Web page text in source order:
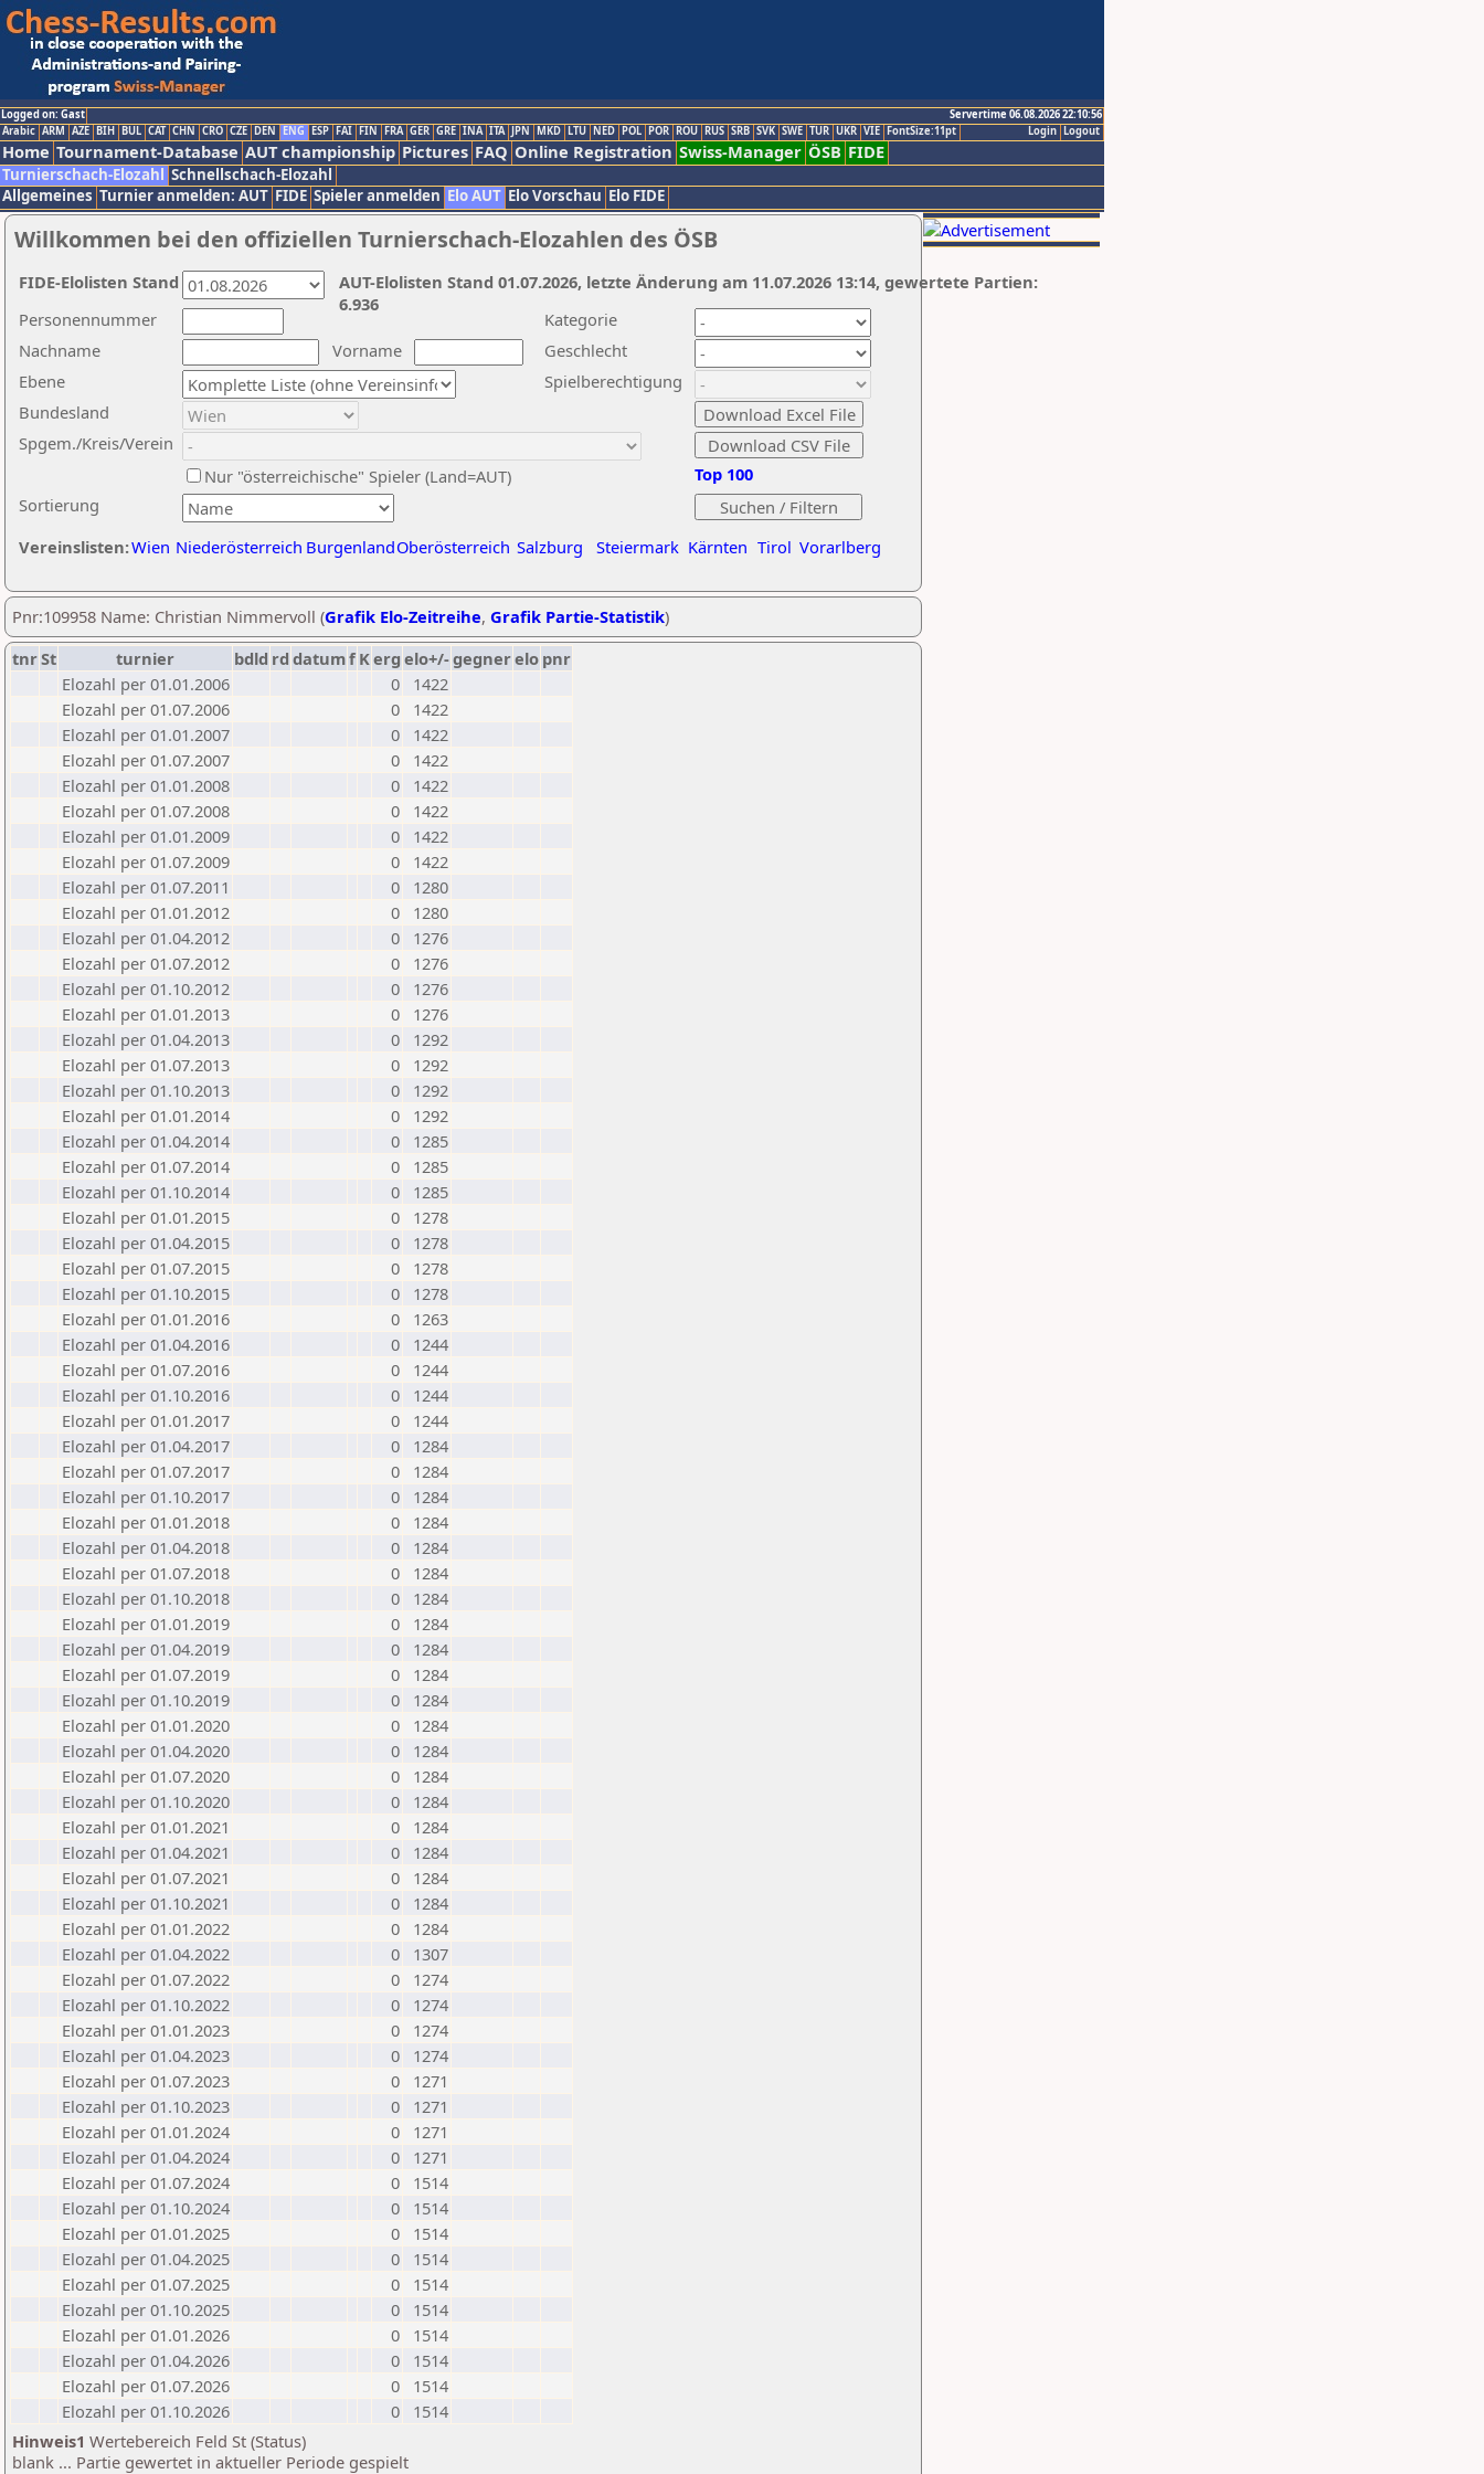
Logged on: Gast
Servertime 06.08.2026 22:10:56
Logout
Login
Arabic ARM AZE BIH BUL CAT CHN CRO CZE DEN ENG ESP FAI FIN FRA GER GRE INA ITA JPN MKD LTU NED POL POR ROU RUS SRB SVK SWE TUR UKR VIE FontSize:11pt
Home Tournament-Database AUT championship Pictures FAQ Online Registration Swiss-Manager ÖSB FIDE
Turnierschach-Elozahl Schnellschach-Elozahl
Allgemeines Turnier anmelden: AUT FIDE Spieler anmelden Elo AUT Elo Vorschau Elo FIDE
Willkommen bei den offiziellen Turnierschach-Elozahlen des ÖSB
Nachname
Vorname
Ebene
Kategorie
Sortierung
Personennummer
Bundesland
Spgem./Kreis/Verein
Geschlecht
Nur "österreichische" Spieler (Land=AUT)
Spielberechtigung
Vereinslisten:Wien Niederösterreich BurgenlandOberösterreich Salzburg Steiermark Kärnten Tirol Vorarlberg
Top 100
AUT-Elolisten Stand 01.07.2026, letzte Änderung am 11.07.2026 13:14, gewertete Partien:
6.936
FIDE-Elolisten Stand
Pnr:109958 Name: Christian Nimmervoll (Grafik Elo-Zeitreihe, Grafik Partie-Statistik)
tnrSt turnier bdld rd datumf Kerg elo+/-gegnerelo pnr
Elozahl per 01.01.2006
0
1422
Elozahl per 01.07.2006
0
1422
Elozahl per 01.01.2007
0
1422
Elozahl per 01.07.2007
0
1422
Elozahl per 01.01.2008
0
1422
Elozahl per 01.07.2008
0
1422
Elozahl per 01.01.2009
0
1422
Elozahl per 01.07.2009
0
1422
Elozahl per 01.07.2011
0
1280
Elozahl per 01.01.2012
0
1280
Elozahl per 01.04.2012
0
1276
Elozahl per 01.07.2012
0
1276
Elozahl per 01.10.2012
0
1276
Elozahl per 01.01.2013
0
1276
Elozahl per 01.04.2013
0
1292
Elozahl per 01.07.2013
0
1292
Elozahl per 01.10.2013
0
1292
Elozahl per 01.01.2014
0
1292
Elozahl per 01.04.2014
0
1285
Elozahl per 01.07.2014
0
1285
Elozahl per 01.10.2014
0
1285
Elozahl per 01.01.2015
0
1278
Elozahl per 01.04.2015
0
1278
Elozahl per 01.07.2015
0
1278
Elozahl per 01.10.2015
0
1278
Elozahl per 01.01.2016
0
1263
Elozahl per 01.04.2016
0
1244
Elozahl per 01.07.2016
0
1244
Elozahl per 01.10.2016
0
1244
Elozahl per 01.01.2017
0
1244
Elozahl per 01.04.2017
0
1284
Elozahl per 01.07.2017
0
1284
Elozahl per 01.10.2017
0
1284
Elozahl per 01.01.2018
0
1284
Elozahl per 01.04.2018
0
1284
Elozahl per 01.07.2018
0
1284
Elozahl per 01.10.2018
0
1284
Elozahl per 01.01.2019
0
1284
Elozahl per 01.04.2019
0
1284
Elozahl per 01.07.2019
0
1284
Elozahl per 01.10.2019
0
1284
Elozahl per 01.01.2020
0
1284
Elozahl per 01.04.2020
0
1284
Elozahl per 01.07.2020
0
1284
Elozahl per 01.10.2020
0
1284
Elozahl per 01.01.2021
0
1284
Elozahl per 01.04.2021
0
1284
Elozahl per 01.07.2021
0
1284
Elozahl per 01.10.2021
0
1284
Elozahl per 01.01.2022
0
1284
Elozahl per 01.04.2022
0
1307
Elozahl per 01.07.2022
0
1274
Elozahl per 01.10.2022
0
1274
Elozahl per 01.01.2023
0
1274
Elozahl per 01.04.2023
0
1274
Elozahl per 01.07.2023
0
1271
Elozahl per 01.10.2023
0
1271
Elozahl per 01.01.2024
0
1271
Elozahl per 01.04.2024
0
1271
Elozahl per 01.07.2024
0
1514
Elozahl per 01.10.2024
0
1514
Elozahl per 01.01.2025
0
1514
Elozahl per 01.04.2025
0
1514
Elozahl per 01.07.2025
0
1514
Elozahl per 01.10.2025
0
1514
Elozahl per 01.01.2026
0
1514
Elozahl per 01.04.2026
0
1514
Elozahl per 01.07.2026
0
1514
Elozahl per 01.10.2026
0
1514
Hinweis1 Wertebereich Feld St (Status)
blank ... Partie gewertet in aktueller Periode gespielt